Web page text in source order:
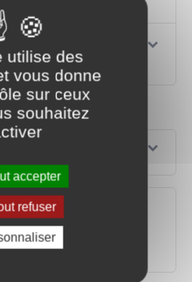
d'exonération de
la valeur ?
de la valeur
utilise des
vous donne
sur ceux
souhaitez
accepter
refuser